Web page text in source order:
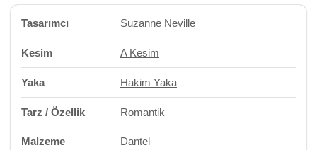
Tasarımcı Suzanne Neville
Kesim A Kesim
Yaka Hakim Yaka
Tarz / Özellik Romantik
Malzeme Dantel